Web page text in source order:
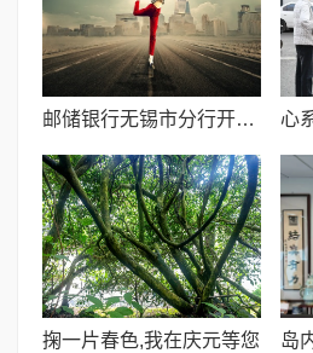
邮储银行无锡市分行开展征信专题宣传活动
掬一片春色,我在庆元等您